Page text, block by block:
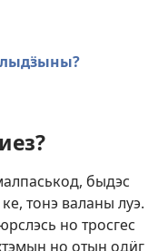
лыдӟыны?
быдэс
тонэ валаны луэ.
но тросгес
но отын одӥг